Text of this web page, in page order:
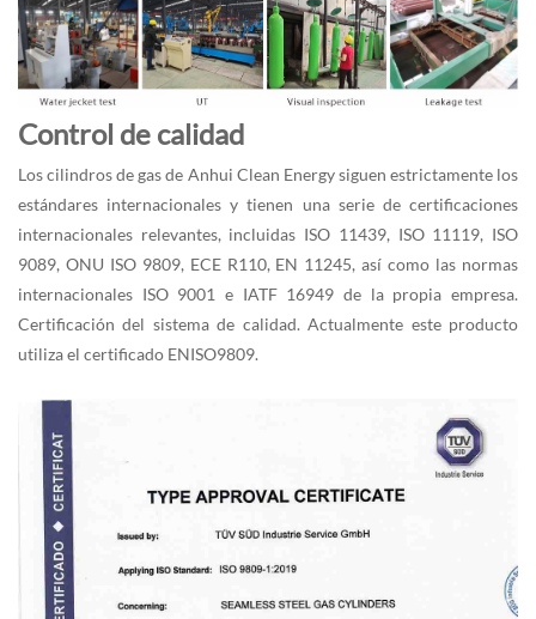
Control de calidad
Los cilindros de gas de Anhui Clean Energy siguen estrictamente los
estándares internacionales y tienen una serie de certificaciones
internacionales relevantes, incluidas ISO 11439, ISO 11119, ISO
9089, ONU ISO 9809, ECE R110, EN 11245, así como las normas
internacionales ISO 9001 e IATF 16949 de la propia empresa.
Certificación del sistema de calidad. Actualmente este producto
utiliza el certificado ENISO9809.